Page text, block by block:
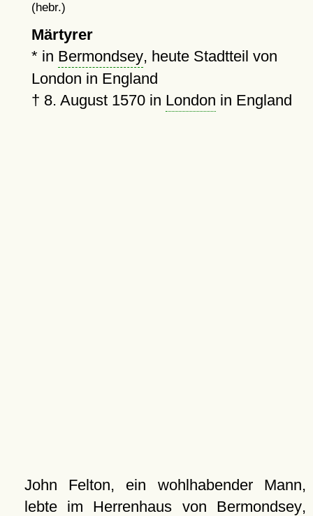
(hebr.)
Märtyrer
* in Bermondsey, heute Stadtteil von
London in England
† 8. August 1570in London in England
John Felton, ein wohlhabender Mann,
lebte im Herrenhaus von Bermondsey,